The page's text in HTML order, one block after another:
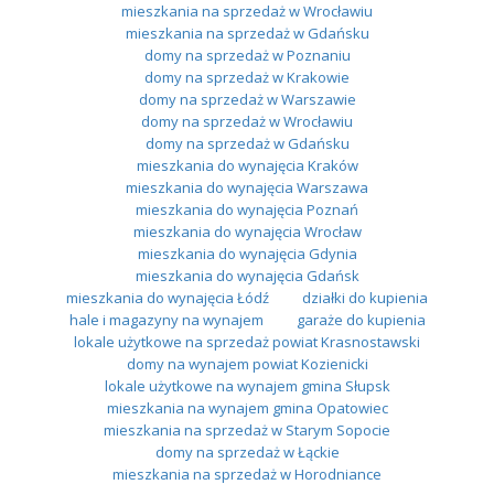
mieszkania na sprzedaż w Wrocławiu
mieszkania na sprzedaż w Gdańsku
domy na sprzedaż w Poznaniu
domy na sprzedaż w Krakowie
domy na sprzedaż w Warszawie
domy na sprzedaż w Wrocławiu
domy na sprzedaż w Gdańsku
mieszkania do wynajęcia Kraków
mieszkania do wynajęcia Warszawa
mieszkania do wynajęcia Poznań
mieszkania do wynajęcia Wrocław
mieszkania do wynajęcia Gdynia
mieszkania do wynajęcia Gdańsk
mieszkania do wynajęcia Łódź
działki do kupienia
hale i magazyny na wynajem
garaże do kupienia
lokale użytkowe na sprzedaż powiat Krasnostawski
domy na wynajem powiat Kozienicki
lokale użytkowe na wynajem gmina Słupsk
mieszkania na wynajem gmina Opatowiec
mieszkania na sprzedaż w Starym Sopocie
domy na sprzedaż w Łąckie
mieszkania na sprzedaż w Horodniance